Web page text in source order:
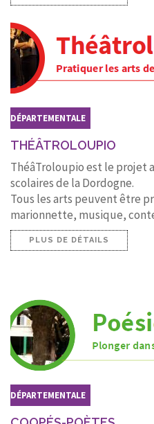
DÉPARTEMENTALE
THÉÂTROLOUPIO
ThéâTroloupio est le projet
scolaires de la Dordogne.
Tous les arts peuvent être
marionnette, musique,
PLUS DE DÉTAILS
DÉPARTEMENTALE